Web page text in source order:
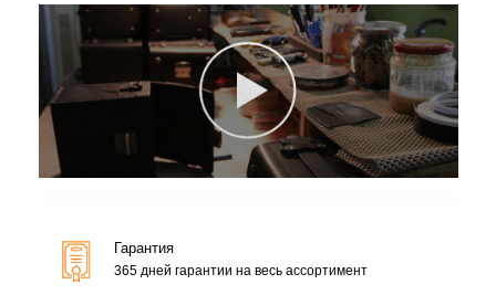
Гарантия
365 дней гарантии на весь ассортимент